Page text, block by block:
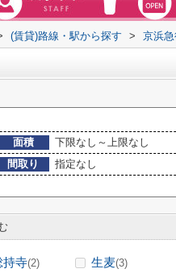
(賃貸)路線・駅から探す > 京浜
面積 下限なし～上限なし
間取り
指定なし
持寺(2) 生麦(3)